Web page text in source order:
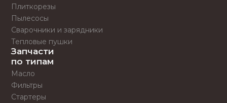
Плиткорезы
Пылесосы
Сварочники и зарядники
Тепловые пушки
Запчасти
по типам
Масло
Фильтры
Стартеры